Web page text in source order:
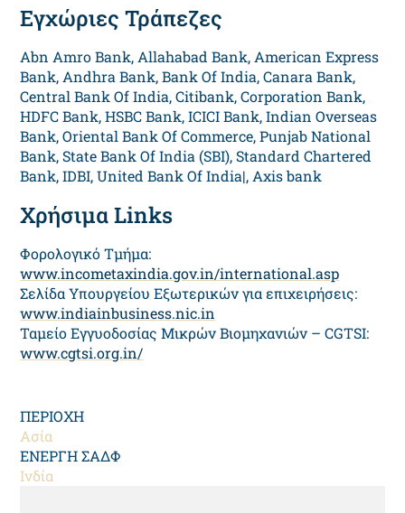
Εγχώριες Τράπεζες
Abn Amro Bank, Allahabad Bank, American Express
Bank, Andhra Bank, Bank Of India, Canara Bank,
Central Bank Of India, Citibank, Corporation Bank,
HDFC Bank, HSBC Bank, ICICI Bank, Indian Overseas
Bank, Oriental Bank Of Commerce, Punjab National
Bank, State Bank Of India (SBI), Standard Chartered
Bank, IDBI, United Bank Of India|, Axis bank
Χρήσιμα Links
Φορολογικό Τμήμα:
www.incometaxindia.gov.in/international.asp
Σελίδα Υπουργείου Εξωτερικών για επιχειρήσεις:
www.indiainbusiness.nic.in
Ταμείο Εγγυοδοσίας Μικρών Βιομηχανιών – CGTSI:
www.cgtsi.org.in/
ΠΕΡΙΟΧΗ
Ασία
ΕΝΕΡΓΗ ΣΑΔΦ
Ινδία